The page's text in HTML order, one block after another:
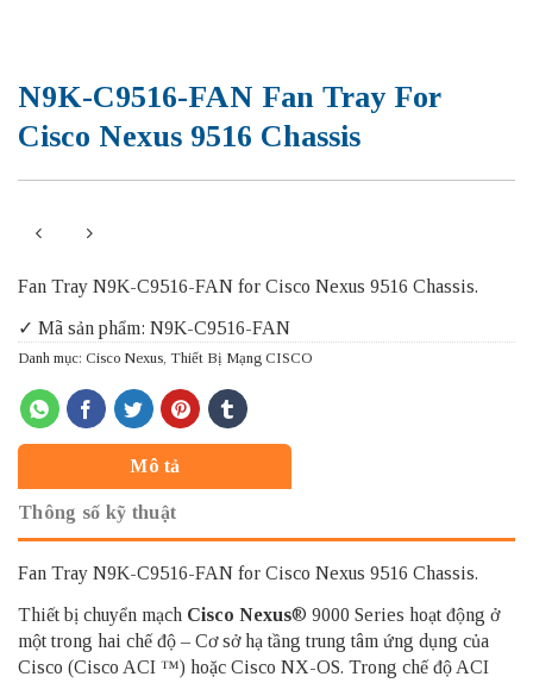
N9K-C9516-FAN Fan Tray For
Cisco Nexus 9516 Chassis
Fan Tray N9K-C9516-FAN for Cisco Nexus 9516 Chassis.
✓ Mã sản phẩm: N9K-C9516-FAN
Danh mục: Cisco Nexus Thiết Bị Mạng CISCO
Mô tả
Thông số kỹ thuật
Fan Tray N9K-C9516-FAN for Cisco Nexus 9516 Chassis.
Thiết bị chuyển mạch Cisco Nexus® 9000 Series hoạt động ở
một trong hai chế độ – Cơ sở hạ tầng trung tâm ứng dụng của
Cisco (Cisco ACI ™) hoặc Cisco NX-OS. Trong chế độ ACI